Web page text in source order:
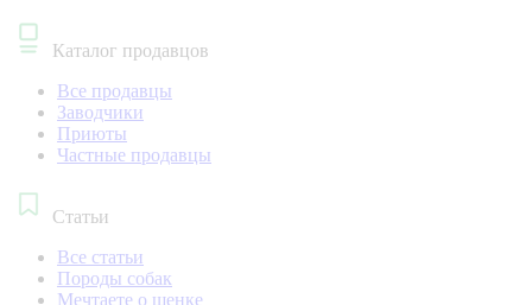
Каталог продавцов
Все продавцы
Заводчики
Приюты
Частные продавцы
Статьи
Все статьи
Породы собак
Мечтаете о щенке